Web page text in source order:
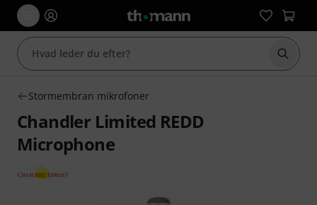
Start
Stormembran mikrofoner
Chandler Limited REDD
Microphone